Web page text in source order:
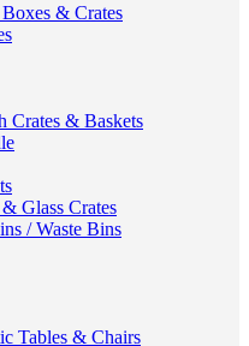
& Crates
Crates & Baskets
Glass Crates
/ Waste Bins
Tables & Chairs